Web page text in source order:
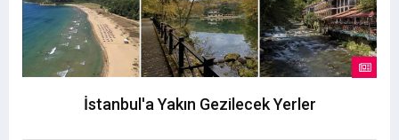
İstanbul'a Yakın Gezilecek Yerler